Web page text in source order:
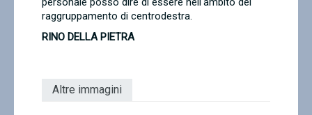
raggruppamento di centrodestra.
RINO DELLA PIETRA
Altre immagini